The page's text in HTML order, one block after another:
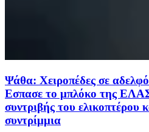
Ψάθα: Χειροπέδες σε
Εσπασε το μπλόκο της
συντριβής του ελικοπτέρου
συντρίμμια